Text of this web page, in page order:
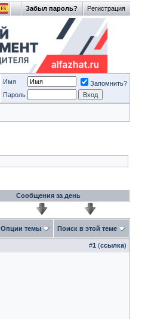
Регистрация
Забыл пароль?
Имя
Запомнить?
Пароль
Сообщения за день
Опции темы Поиск в этой теме
#1 (ссылка)